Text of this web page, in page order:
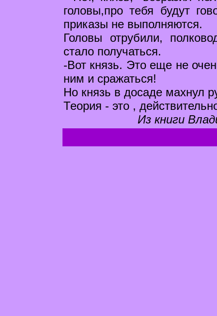
головы,про тебя будут
приказы не выполняются.
Головы отрубили,
стало получаться.
-Вот князь. Это еще не
ним и сражаться!
Но князь в досаде махнул
Теория - это ,
Из книги